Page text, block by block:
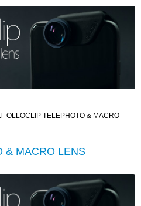
ŌLLOCLIP TELEPHOTO & MACRO
& MACRO LENS